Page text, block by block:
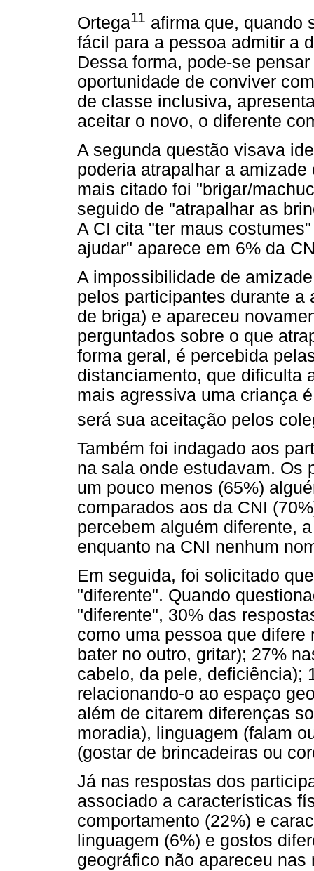
Ortega11 afirma que, quando
fácil para a pessoa admitir a
Dessa forma, pode-se
oportunidade de conviver
de classe inclusiva,
aceitar o novo, o diferente
A segunda questão visava
poderia atrapalhar a
mais citado foi "brigar/
seguido de "atrapalhar as
A CI cita "ter maus
ajudar" aparece em 6% da
A impossibilidade de
pelos participantes durante a
de briga) e apareceu
perguntados sobre o que
forma geral, é percebida
distanciamento, que dificulta
mais agressiva uma criança
será sua aceitação pelos
Também foi indagado aos
na sala onde estudavam. Os
um pouco menos (65%)
comparados aos da CNI
percebem alguém diferente,
enquanto na CNI nenhum
Em seguida, foi solicitado
"diferente". Quando
"diferente", 30% das
como uma pessoa que
bater no outro, gritar); 27%
cabelo, da pele, deficiência);
relacionando-o ao espaço
além de citarem diferenças
moradia), linguagem (falam
(gostar de brincadeiras ou
Já nas respostas dos
associado a características
comportamento (22%) e
linguagem (6%) e gostos
geográfico não apareceu